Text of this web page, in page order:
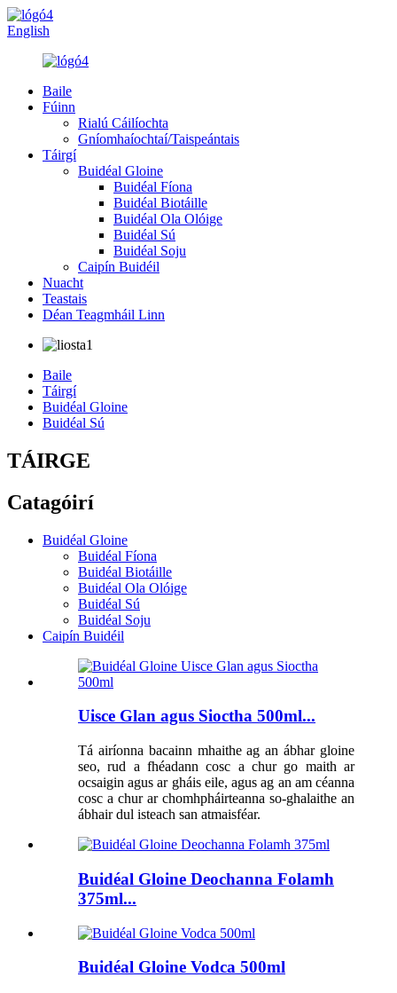
English
Baile
Fúinn
Rialú Cáilíochta
Gníomhaíochtaí/Taispeántais
Táirgí
Buidéal Gloine
Buidéal Fíona
Buidéal Biotáille
Buidéal Ola Olóige
Buidéal Sú
Buidéal Soju
Caipín Buidéil
Nuacht
Teastais
Déan Teagmháil Linn
Baile
Táirgí
Buidéal Gloine
Buidéal Sú
TÁIRGE
Catagóirí
Buidéal Gloine
Buidéal Fíona
Buidéal Biotáille
Buidéal Ola Olóige
Buidéal Sú
Buidéal Soju
Caipín Buidéil
Uisce Glan agus Sioctha 500ml...
Tá airíonna bacainn mhaithe ag an ábhar gloine
seo, rud a fhéadann cosc ​​a chur go maith ar
ocsaigin agus ar gháis eile, agus ag an am céanna
cosc ​​a chur ar chomhpháirteanna so-ghalaithe an
ábhair dul isteach san atmaisféar.
Buidéal Gloine Deochanna Folamh
375ml...
Buidéal Gloine Vodca 500ml